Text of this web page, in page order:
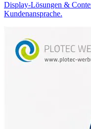
Display-Lösungen &
Kundenansprache.